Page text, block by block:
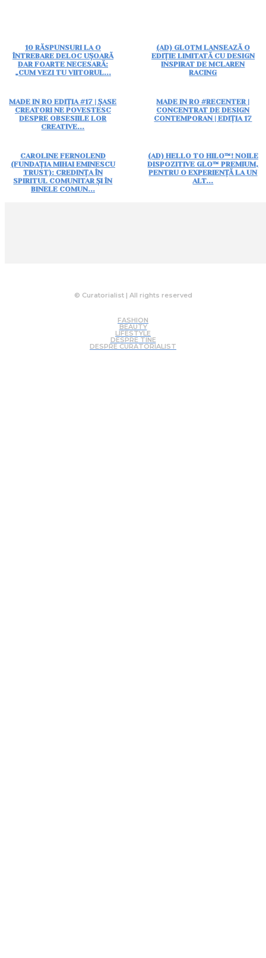
10 RĂSPUNSURI LA O
ÎNTREBARE DELOC UȘOARĂ
DAR FOARTE NECESARĂ:
„CUM VEZI TU VIITORUL...
(AD) GLOTM LANSEAZĂ O
EDIȚIE LIMITATĂ CU DESIGN
INSPIRAT DE MCLAREN
RACING
MADE IN RO EDIȚIA #17 | ȘASE
CREATORI NE POVESTESC
DESPRE OBSESIILE LOR
CREATIVE...
MADE IN RO #RECENTER |
CONCENTRAT DE DESIGN
CONTEMPORAN | EDIȚIA 17
CAROLINE FERNOLEND
(FUNDAȚIA MIHAI EMINESCU
TRUST): CREDINȚA ÎN
SPIRITUL COMUNITAR ȘI ÎN
BINELE COMUN...
(AD) HELLO TO HILO™! NOILE
DISPOZITIVE GLO™ PREMIUM,
PENTRU O EXPERIENȚĂ LA UN
ALT...
© Curatorialist | All rights reserved
FASHION
BEAUTY
LIFESTYLE
DESPRE TINE
DESPRE CURATORIALIST